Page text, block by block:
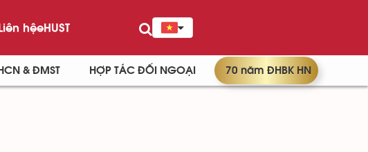
hệeHUST
& ĐMST HỢP TÁC ĐỐI NGOẠI 70 năm ĐHBK HN